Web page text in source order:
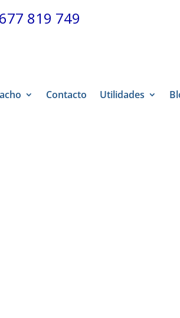
819 749
Contacto Utilidades